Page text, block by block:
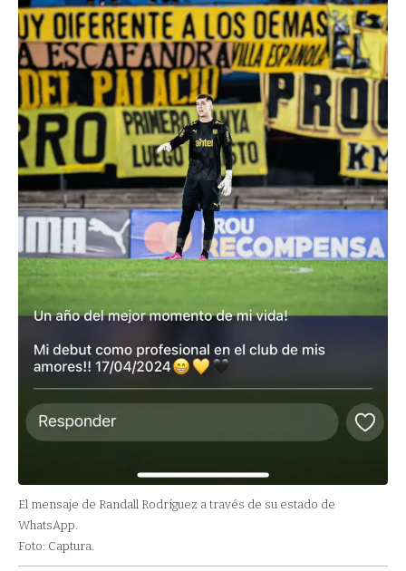
El mensaje de Randall Rodríguez a través de su estado de
WhatsApp.
Foto: Captura.